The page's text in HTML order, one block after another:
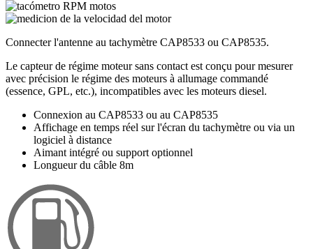
Connecter l'antenne au tachymètre CAP8533 ou CAP8535.
Le capteur de régime moteur sans contact est conçu pour mesurer
avec précision le régime des moteurs à allumage commandé
(essence, GPL, etc.), incompatibles avec les moteurs diesel.
Connexion au CAP8533 ou au CAP8535
Affichage en temps réel sur l'écran du tachymètre ou via un
logiciel à distance
Aimant intégré ou support optionnel
Longueur du câble 8m